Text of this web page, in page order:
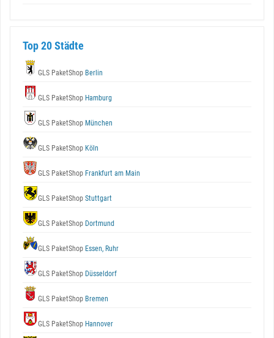
Top 20 Städte
GLS PaketShop Berlin
GLS PaketShop Hamburg
GLS PaketShop München
GLS PaketShop Köln
GLS PaketShop Frankfurt am Main
GLS PaketShop Stuttgart
GLS PaketShop Dortmund
GLS PaketShop Essen, Ruhr
GLS PaketShop Düsseldorf
GLS PaketShop Bremen
GLS PaketShop Hannover